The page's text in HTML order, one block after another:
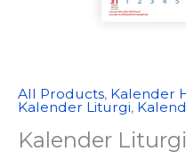
All Products, Kalender
Kalender Liturgi,
Kalender